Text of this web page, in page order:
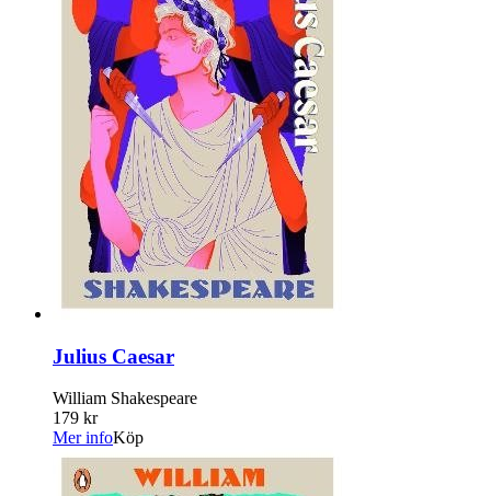
Julius Caesar
William Shakespeare
179 kr
Mer infoKöp